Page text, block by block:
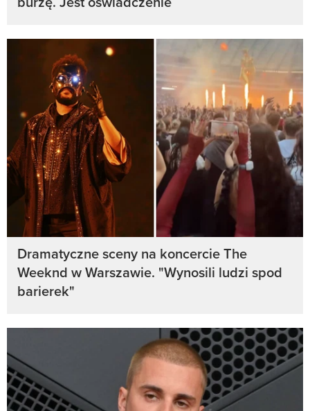
Dramatyczne sceny na koncercie The
Weeknd w Warszawie. "Wynosili ludzi spod
barierek"